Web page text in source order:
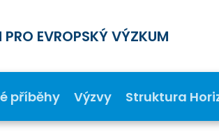
EVROPSKÝ VÝZKUM
příběhy Výzvy Struktura